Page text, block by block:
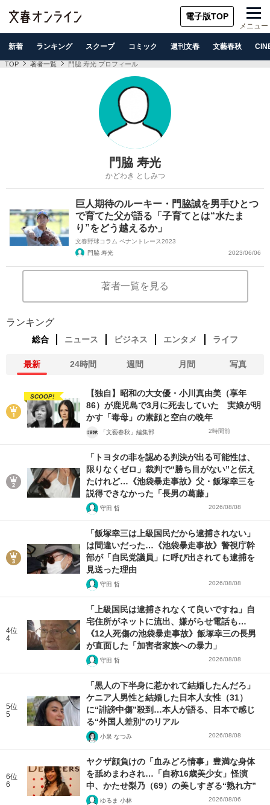
電子版TOP
メニュー
新着 ランキング スクープ コミック 週刊文春 文藝春秋
TOP 著者一覧 門脇 寿光 プロフィール
門脇 寿光
かどわき としみつ
巨人期待のルーキー・門脇誠を男手ひとつ
で育てた父が語る「子育てとは“水たま
り”をどう越えるか」
文春野球コラム ペナントレース2023
門脇 寿光
2023/06/06
著者一覧を見る
ランキング
総合 ニュース ビジネス エンタメ ライフ
最新 24時間 週間 月間 写真
SCOOP!
【独自】昭和の大女優・小川真由美（享年
86）が鹿児島で3月に死去していた 実娘が明
かす「毒母」の素顔と空白の晩年
「文藝春秋」編集部 2時間前
「トヨタの非を認める判決が出る可能性は、
限りなくゼロ」裁判で“勝ち目がない”と伝え
たけれど…《池袋暴走事故》父・飯塚幸三を
説得できなかった「長男の葛藤」
守田 哲 2026/08/08
「飯塚幸三は上級国民だから逮捕されない」
は間違いだった…《池袋暴走事故》警視庁幹
部が「自民党議員」に呼び出されても逮捕を
見送った理由
守田 哲 2026/08/08
4位
4
「上級国民は逮捕されなくて良いですね」自
宅住所がネットに流出、嫌がらせ電話も…
《12人死傷の池袋暴走事故》飯塚幸三の長男
が直面した「加害者家族への暴力」
守田 哲 2026/08/08
5位
5
「黒人の下半身に惹かれて結婚したんだろ」
ケニア人男性と結婚した日本人女性（31）
に“誹謗中傷”殺到…本人が語る、日本で感じ
る“外国人差別”のリアル
小泉 なつみ 2026/08/08
6位
6
ヤクザ顔負けの「血みどろ情事」豊満な身体
を舐めまわされ…「自称16歳美少女」怪演
中、かたせ梨乃（69）の美しすぎる“熟れ方”
ゆるま 小林 2026/08/06